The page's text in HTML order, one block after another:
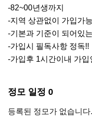
-82~00년생까지
-지역 상관없이 가입가능
-기본과 기준이 되어있
-가입시 필독사항 정독!!
-가입후 1시간이내 가
정모 일정 0
등록된 정모가 없습니다.